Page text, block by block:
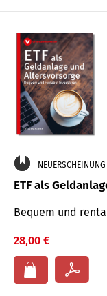
NEUERSCHEINUNG
ETF als
Bequem und
28,00 €